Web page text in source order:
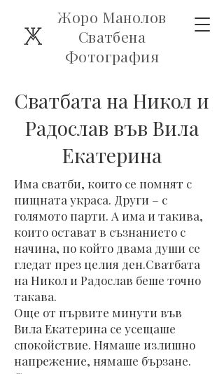
Жоро Манолов
Сватбена
Фотография
Сватбата на Никол и
Радослав във Вила
Екатерина
Има сватби, които се помнят с
пищната украса. Други – с
голямото парти. А има и такива,
които остават в съзнанието с
начина, по който двама души се
гледат през целия ден.Сватбата
на Никол и Радослав беше точно
такава.
Още от първите минути във
Вила Екатерина се усещаше
спокойствие. Нямаше излишно
напрежение, нямаше бързане.